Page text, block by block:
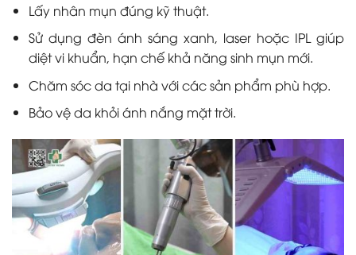
Lấy nhân mụn đúng kỹ thuật.
Sử dụng đèn ánh sáng xanh, laser hoặc IPL giúp
diệt vi khuẩn, hạn chế khả năng sinh mụn mới.
Chăm sóc da tại nhà với các sản phẩm phù hợp.
Bảo vệ da khỏi ánh nắng mặt trời.